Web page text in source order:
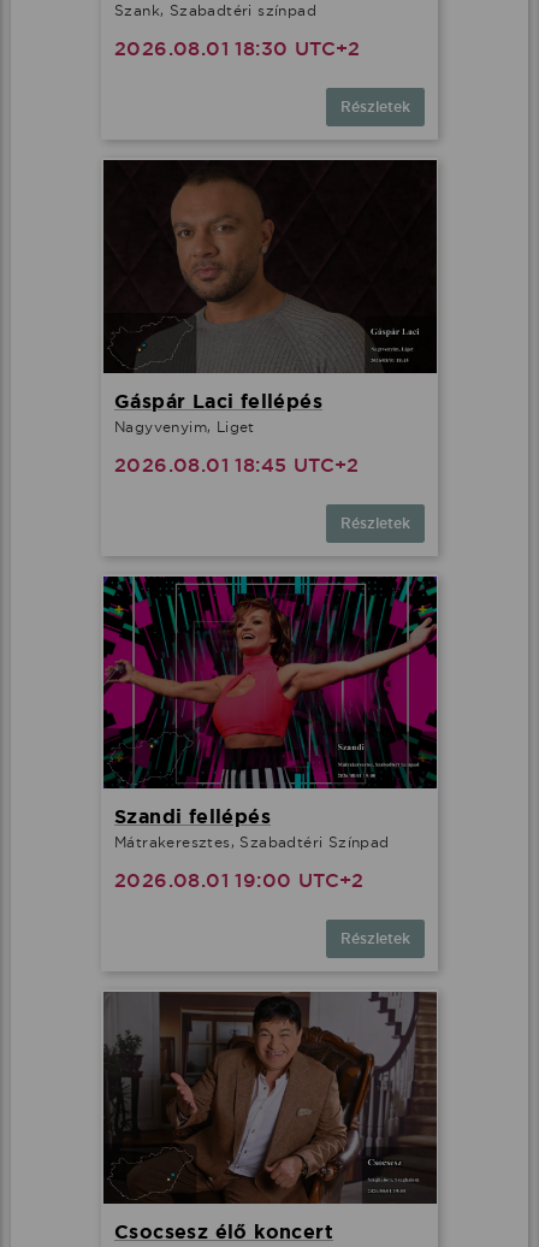
Szank, Szabadtéri színpad
2026.08.01 18:30 UTC+2
Részletek
Gáspár Laci fellépés
Nagyvenyim, Liget
2026.08.01 18:45 UTC+2
Részletek
Szandi fellépés
Mátrakeresztes, Szabadtéri Színpad
2026.08.01 19:00 UTC+2
Részletek
Csocsesz élő koncert